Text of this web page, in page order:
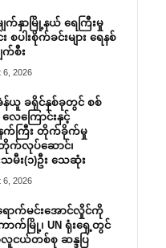
က်နှာမြို့နယ် ရေကြီးမှု
စပါးစိုက်ခင်းများ ရေနစ်
က်စီး
6, 2026
ယူ ခရိုင်နှစ်ခုတွင် စစ်
ေကြောင်းနှင့်
ကြီး တိုက်ခိုက်မှု
လုပ်ဆောင်၊
မီး(၁)ဦး သေဆုံး
6, 2026
ောက်မင်းအောင်လှိုင်ကို
ာက်မြို့၊ UN ရုံးရှေ့တွင်
ာလူငယ်တစ်စု ဆန္ဒပြ